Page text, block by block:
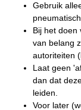
Gebruik
Bij het doen
van belang
autoriteiten
Laat geen
dan dat
leiden.
Voor later